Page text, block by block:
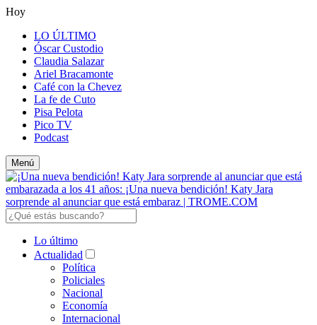
Hoy
LO ÚLTIMO
Óscar Custodio
Claudia Salazar
Ariel Bracamonte
Café con la Chevez
La fe de Cuto
Pisa Pelota
Pico TV
Podcast
Menú
Lo último
Actualidad
Política
Policiales
Nacional
Economía
Internacional